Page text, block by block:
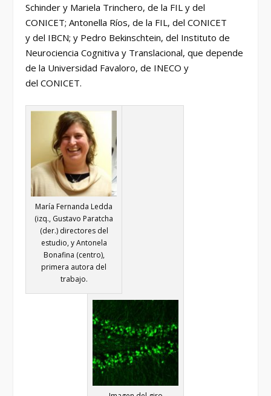
Schinder y Mariela Trinchero, de la FIL y del
CONICET; Antonella Ríos, de la FIL, del CONICET
y del IBCN; y Pedro Bekinschtein, del Instituto de
Neurociencia Cognitiva y Translacional, que depende
de la Universidad Favaloro, de INECO y
del CONICET.
María Fernanda Ledda
(izq., Gustavo Paratcha
(der.) directores del
estudio, y Antonela
Bonafina (centro),
primera autora del
trabajo.